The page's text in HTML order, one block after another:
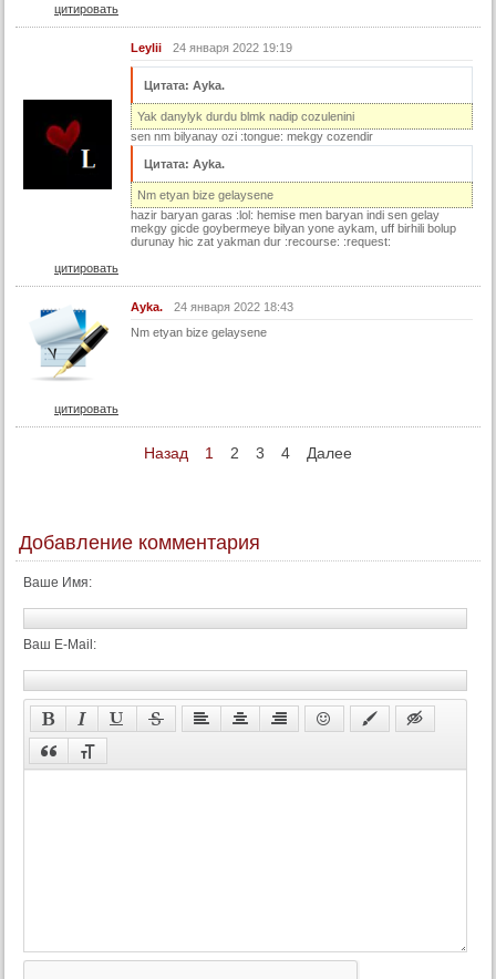
66 серия
69 серия
70 серия
71 серия
75 серия
76 серия
77 серия
78 серия
83 серия
84 серия
86 серия
88 серия
89 серия
96 серия
цитировать
Leylii 24 января 2022 19:19
Цитата: Ayka.
Yak danylyk durdu blmk nadip cozulenini
sen nm bilyanay ozi :tongue: mekgy cozendir
Цитата: Ayka.
Nm etyan bize gelaysene
hazir baryan garas :lol: hemise men baryan indi sen gelay
mekgy gicde goybermeye bilyan yone aykam, uff birhili bolup
durunay hic zat yakman dur :recourse: :request:
цитировать
Ayka.
24 января 2022 18:43
Nm etyan bize gelaysene
цитировать
Назад 1 2 3 4 Далее
Добавление комментария
Ваше Имя:
Ваш E-Mail: